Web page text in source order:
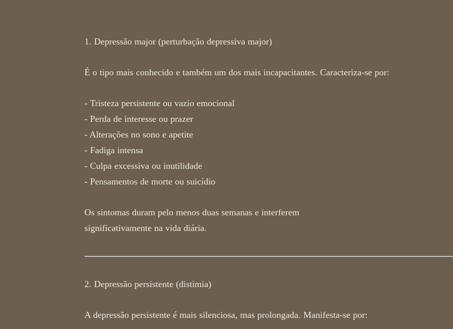
1. Depressão major (perturbação depressiva major)
É o tipo mais conhecido e também um dos mais incapacitantes. Caracteriza-se por:
- Tristeza persistente ou vazio emocional
- Perda de interesse ou prazer
- Alterações no sono e apetite
- Fadiga intensa
- Culpa excessiva ou inutilidade
- Pensamentos de morte ou suicídio
Os sintomas duram pelo menos duas semanas e interferem
significativamente na vida diária.
2. Depressão persistente (distimia)
A depressão persistente é mais silenciosa, mas prolongada. Manifesta-se por: